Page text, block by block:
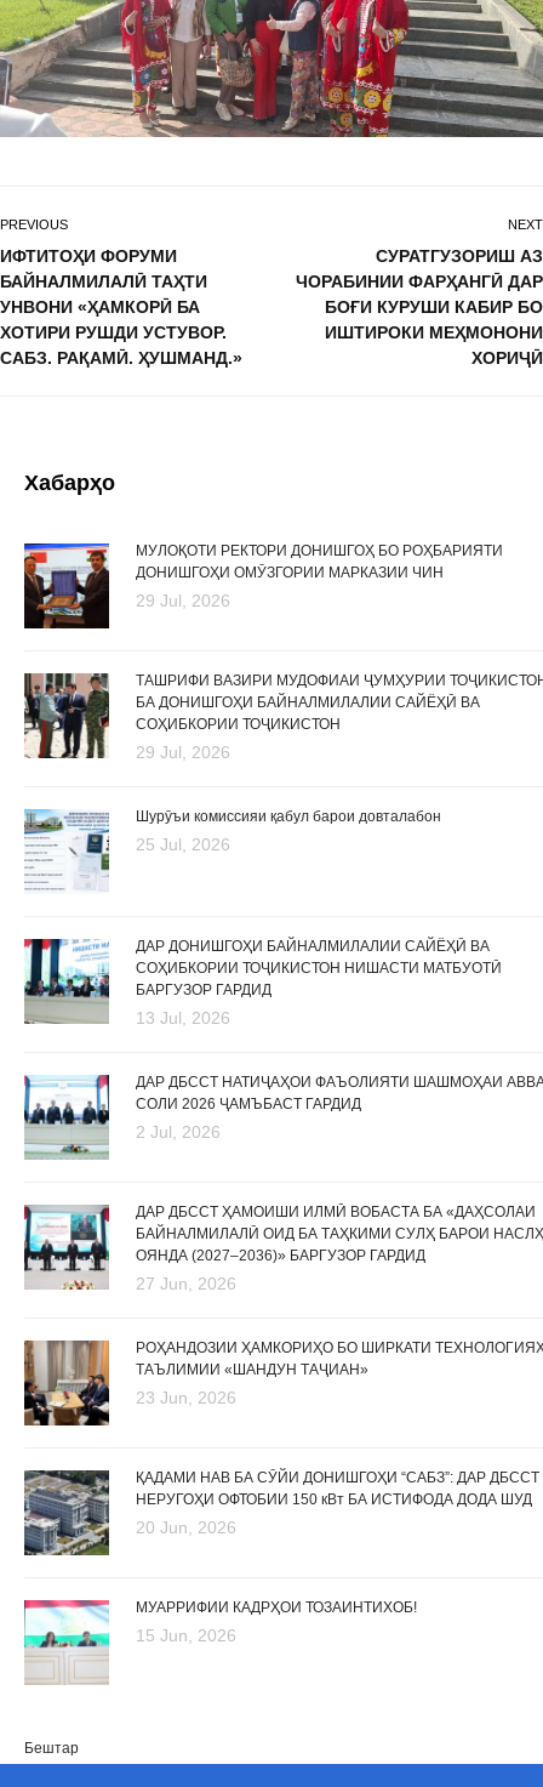
PREVIOUS
ИФТИТОҲИ ФОРУМИ
БАЙНАЛМИЛАЛӢ ТАҲТИ
УНВОНИ «ҲАМКОРӢ БА
ХОТИРИ РУШДИ УСТУВОР.
САБЗ. РАҚАМӢ. ҲУШМАНД.»
NEXT
СУРАТГУЗОРИШ АЗ
ЧОРАБИНИИ ФАРҲАНГӢ ДАР
БОҒИ КУРУШИ КАБИР БО
ИШТИРОКИ МЕҲМОНОНИ
ХОРИҶӢ
Хабарҳо
МУЛОҚОТИ РЕКТОРИ ДОНИШГОҲ БО РОҲБАРИЯТИ
ДОНИШГОҲИ ОМӮЗГОРИИ МАРКАЗИИ ЧИН
29 Jul, 2026
ТАШРИФИ ВАЗИРИ МУДОФИАИ ҶУМҲУРИИ
БА ДОНИШГОҲИ БАЙНАЛМИЛАЛИИ САЙЁҲӢ ВА
СОҲИБКОРИИ ТОҶИКИСТОН
29 Jul, 2026
Шурӯъи комиссияи қабул барои довталабон
25 Jul, 2026
ДАР ДОНИШГОҲИ БАЙНАЛМИЛАЛИИ САЙЁҲӢ ВА
СОҲИБКОРИИ ТОҶИКИСТОН НИШАСТИ МАТБУОТӢ
БАРГУЗОР ГАРДИД
13 Jul, 2026
ДАР ДБССТ НАТИҶАҲОИ ФАЪОЛИЯТИ ШАШМОҲАИ
СОЛИ 2026 ҶАМЪБАСТ ГАРДИД
2 Jul, 2026
ДАР ДБССТ ҲАМОИШИ ИЛМӢ ВОБАСТА БА «ДАҲСОЛАИ
БАЙНАЛМИЛАЛӢ ОИД БА ТАҲКИМИ СУЛҲ БАРОИ
ОЯНДА (2027–2036)» БАРГУЗОР ГАРДИД
27 Jun, 2026
РОҲАНДОЗИИ ҲАМКОРИҲО БО ШИРКАТИ
ТАЪЛИМИИ «ШАНДУН ТАҶИАН»
23 Jun, 2026
ҚАДАМИ НАВ БА СӮЙИ ДОНИШГОҲИ “САБЗ”: ДАР ДБССТ
НЕРУГОҲИ ОФТОБИИ 150 кВт БА ИСТИФОДА ДОДА ШУД
20 Jun, 2026
МУАРРИФИИ КАДРҲОИ ТОЗАИНТИХОБ!
15 Jun, 2026
Бештар